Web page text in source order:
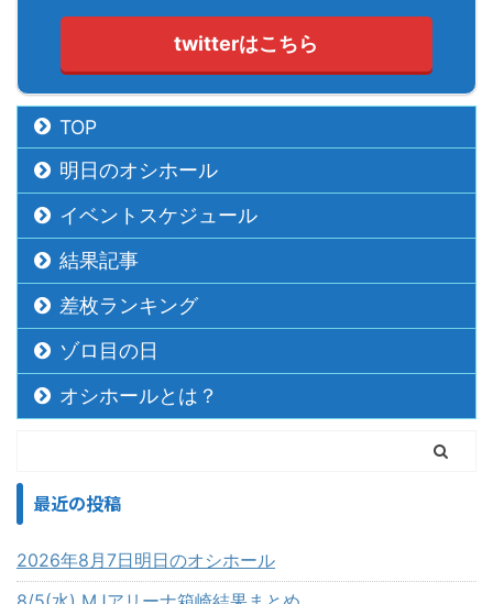
twitterはこちら
TOP
明日のオシホール
イベントスケジュール
結果記事
差枚ランキング
ゾロ目の日
オシホールとは？
最近の投稿
2026年8月7日明日のオシホール